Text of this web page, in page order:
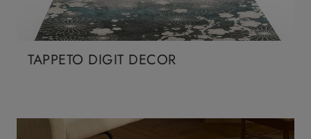
TAPPETO DIGIT DECOR